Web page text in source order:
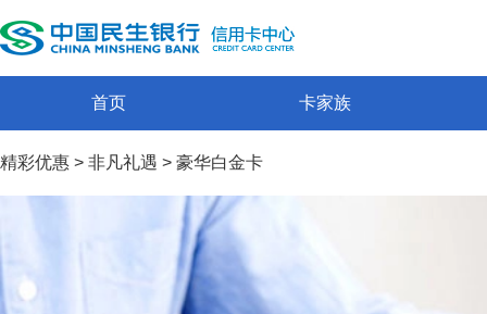
首页 卡家族
精彩优惠 > 非凡礼遇 > 豪华白金卡